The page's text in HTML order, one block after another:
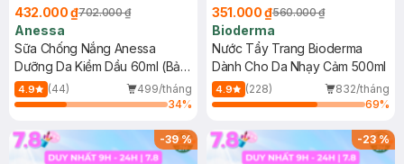
432.000 ₫702.000 ₫
Anessa
Sữa Chống Nắng Anessa
Dưỡng Da Kiềm Dầu 60ml (Bản
Mới)
4.9 (44)
499/tháng
34%
351.000 ₫560.000 ₫
Bioderma
Nước Tẩy Trang Bioderma
Dành Cho Da Nhạy Cảm 500ml
4.9 (228)
832/tháng
69%
-39% -23%